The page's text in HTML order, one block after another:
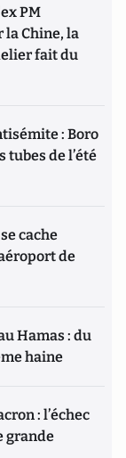
PM
Chine, la
fait du
: Boro
tubes de l’été
cache
de
Hamas : du
haine
: l’échec
grande